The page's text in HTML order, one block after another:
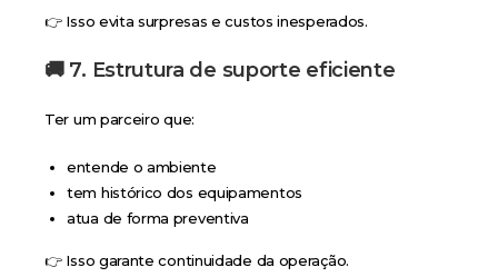
👉 Isso evita surpresas e custos inesperados.
🚚 7. Estrutura de suporte eficiente
Ter um parceiro que:
entende o ambiente
tem histórico dos equipamentos
atua de forma preventiva
👉 Isso garante continuidade da operação.